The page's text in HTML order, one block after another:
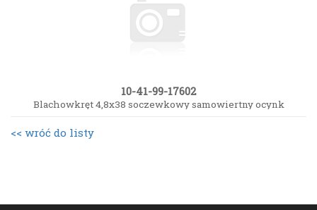
10-41-99-17602
Blachowkręt 4,8x38 soczewkowy samowiertny ocynk
<< wróć do listy